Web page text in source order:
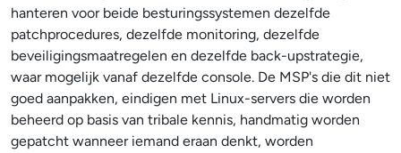
hanteren voor beide besturingssystemen dezelfde
patchprocedures, dezelfde monitoring, dezelfde
beveiligingsmaatregelen en dezelfde back-upstrategie,
waar mogelijk vanaf dezelfde console. De MSP's die dit niet
goed aanpakken, eindigen met Linux-servers die worden
beheerd op basis van tribale kennis, handmatig worden
gepatcht wanneer iemand eraan denkt, worden